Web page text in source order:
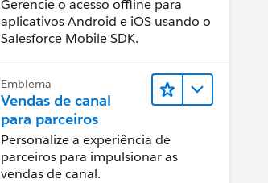
Gerencie o acesso offline para
aplicativos Android e iOS usando o
Salesforce Mobile SDK.
Emblema
Vendas de canal
para parceiros
Personalize a experiência de
parceiros para impulsionar as
vendas de canal.